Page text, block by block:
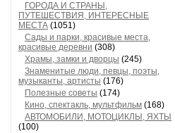
ГОРОДА И СТРАНЫ,
ПУТЕШЕСТВИЯ, ИНТЕРЕСНЫЕ
МЕСТА (1051)
Сады и парки, красивые места,
красивые деревни (308)
Храмы, замки и дворцы (245)
Знаменитые люди, певцы, поэты,
музыканты, артисты (176)
Полезные советы (174)
Кино, спектакль, мультфильм (168)
АВТОМОБИЛИ, МОТОЦИКЛЫ, ЯХТЫ
(100)